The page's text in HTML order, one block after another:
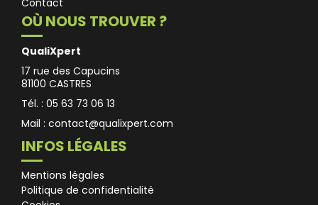
Contact
OÙ NOUS TROUVER ?
QualiXpert
17 rue des Capucins
81100 CASTRES
Tél. : 05 63 73 06 13
Mail : contact@qualixpert.com
INFOS LÉGALES
Mentions légales
Politique de confidentialité